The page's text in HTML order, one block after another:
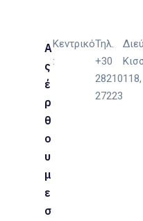
Α
ς
έ
ρ
θ
ο
υ
μ
ε
σ
Κεντρικό
:
Τηλ.
+30
28210
27223